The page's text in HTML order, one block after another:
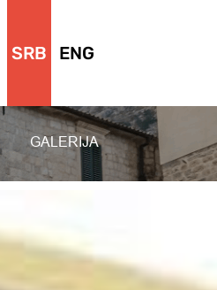
SRB ENG
GALERIJA